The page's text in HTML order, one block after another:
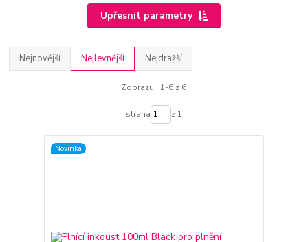
Upřesnit parametry
Nejnovější Nejlevnější Nejdražší
Zobrazuji 1-6 z 6
strana z 1
Novinka